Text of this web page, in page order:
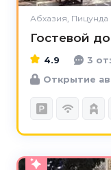
Абхазия, Пицунда
Гостевой
4.9
3
Открытие